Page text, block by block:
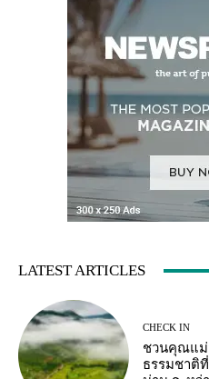
LATEST ARTICLES
CHECK IN
ชวนคุณแม่
ธรรมชาติ